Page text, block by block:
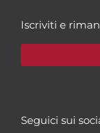
Iscriviti e
Seguici sui